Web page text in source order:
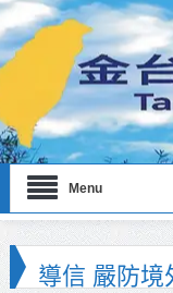
Menu
彰化聯合